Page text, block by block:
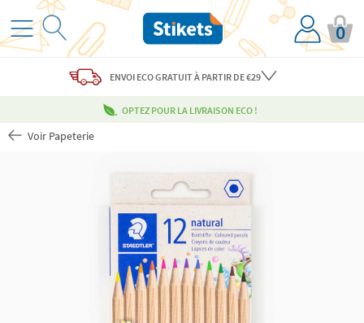
0
ENVOI ECOGRATUITÀ PARTIR DE €29
OPTEZ POUR LA LIVRAISON ECO !
Voir Papeterie